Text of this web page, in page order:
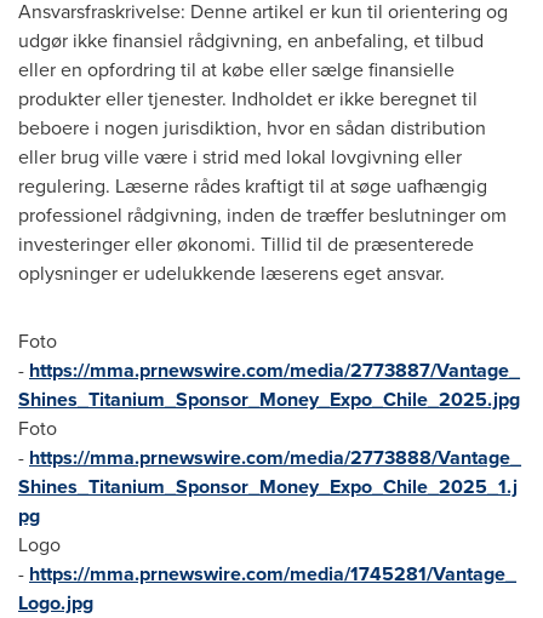
Ansvarsfraskrivelse: Denne artikel er kun til orientering og
udgør ikke finansiel rådgivning, en anbefaling, et tilbud
eller en opfordring til at købe eller sælge finansielle
produkter eller tjenester. Indholdet er ikke beregnet til
beboere i nogen jurisdiktion, hvor en sådan distribution
eller brug ville være i strid med lokal lovgivning eller
regulering. Læserne rådes kraftigt til at søge uafhængig
professionel rådgivning, inden de træffer beslutninger om
investeringer eller økonomi. Tillid til de præsenterede
oplysninger er udelukkende læserens eget ansvar.
Foto
- https://mma.prnewswire.com/media/2773887/Vantage_
Shines_Titanium_Sponsor_Money_Expo_Chile_2025.jpg
Foto
- https://mma.prnewswire.com/media/2773888/Vantage_
Shines_Titanium_Sponsor_Money_Expo_Chile_2025_1.j
pg
Logo
- https://mma.prnewswire.com/media/1745281/Vantage_
Logo.jpg